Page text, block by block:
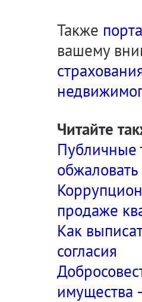
Также
вашему
Читайте
Публичные
продаже
Как
согласия
имущества